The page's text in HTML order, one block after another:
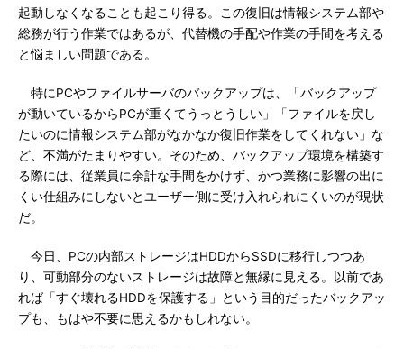
起動しなくなることも起こり得る。この復旧は情報システム部や
総務が行う作業ではあるが、代替機の手配や作業の手間を考える
と悩ましい問題である。
特にPCやファイルサーバのバックアップは、「バックアップ
が動いているからPCが重くてうっとうしい」「ファイルを戻し
たいのに情報システム部がなかなか復旧作業をしてくれない」な
ど、不満がたまりやすい。そのため、バックアップ環境を構築す
る際には、従業員に余計な手間をかけず、かつ業務に影響の出に
くい仕組みにしないとユーザー側に受け入れられにくいのが現状
だ。
今日、PCの内部ストレージはHDDからSSDに移行しつつあ
り、可動部分のないストレージは故障と無縁に見える。以前であ
れば「すぐ壊れるHDDを保護する」という目的だったバックアッ
プも、もはや不要に思えるかもしれない。